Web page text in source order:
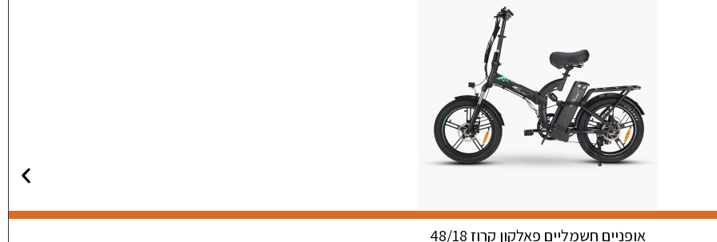
אופניים חשמליים פאלקון קרוז 48/18